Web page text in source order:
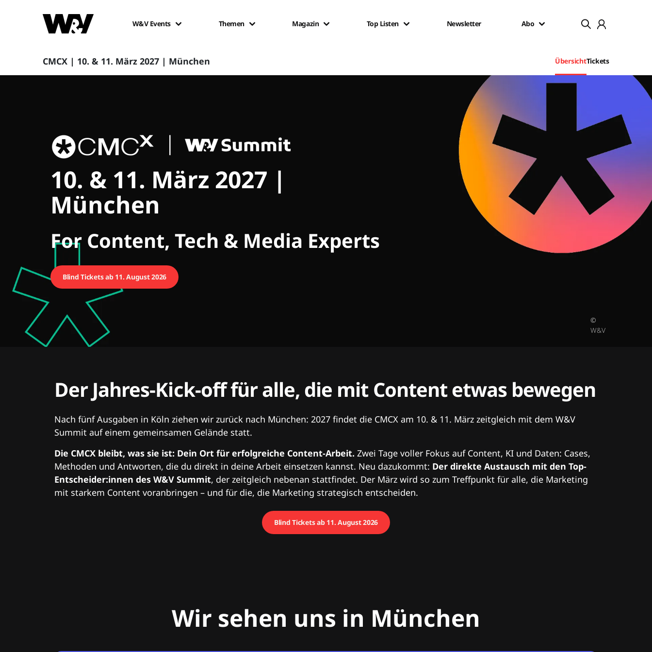
W&V Events Themen Magazin Top Listen Newsletter Abo
CMCX | 10. & 11. März 2027 | München ÜbersichtTickets
CMCX
10. & 11. März 2027 |
München
For Content, Tech & Media Experts
Blind Tickets ab 11. August 2026
©
W&V
Der Jahres-Kick-off für alle, die mit Content etwas bewegen
Nach fünf Ausgaben in Köln ziehen wir zurück nach München: 2027 findet die CMCX am 10. & 11. März zeitgleich mit dem W&V
Summit auf einem gemeinsamen Gelände statt.
Die CMCX bleibt, was sie ist: Dein Ort für erfolgreiche Content-Arbeit. Zwei Tage voller Fokus auf Content, KI und Daten: Cases,
Methoden und Antworten, die du direkt in deine Arbeit einsetzen kannst. Neu dazukommt: Der direkte Austausch mit den Top-
Entscheider:innen des W&V Summit, der zeitgleich nebenan stattfindet. Der März wird so zum Treffpunkt für alle, die Marketing
mit starkem Content voranbringen – und für die, die Marketing strategisch entscheiden.
Blind Tickets ab 11. August 2026
Wir sehen uns in München